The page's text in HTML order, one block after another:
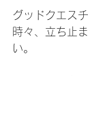
グッドクエス
時々、立ち止
い。